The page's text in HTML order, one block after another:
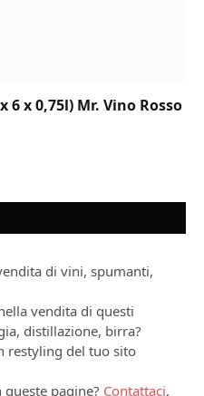
6 x 0,75l) Mr. Vino Rosso
di vini, spumanti,
vendita di questi
distillazione, birra?
restyling del tuo sito
pagine? Contattaci,